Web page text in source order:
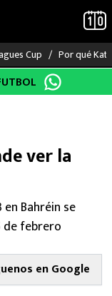
Cup Por qué
ver la
Bahréin se
de febrero
en Google